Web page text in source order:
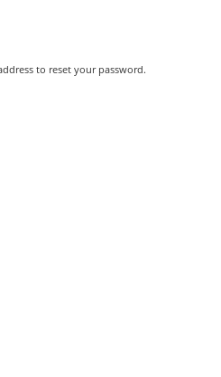
to reset your password.